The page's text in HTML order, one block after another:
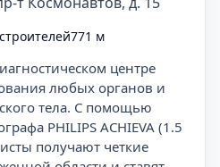
771 м
центре
любых органов и
тела. С помощью
PHILIPS ACHIEVA (1.5
получают четкие